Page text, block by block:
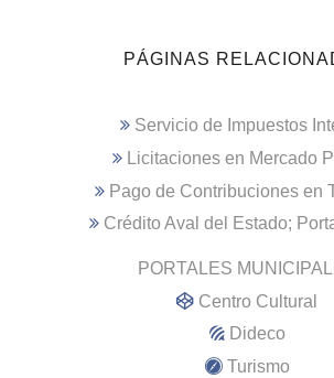
PÁGINAS
Servicio de Impuestos
Licitaciones en Mercado
Pago de Contribuciones en
Crédito Aval del Estado;
PORTALES
Centro Cultural
Dideco
Turismo